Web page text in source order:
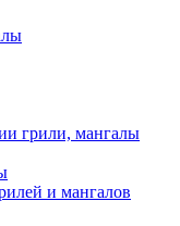
грили, мангалы
и мангалов